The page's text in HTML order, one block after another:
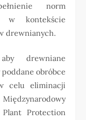
norm
w kontekście
drewnianych.
drewniane
obróbce
celu eliminacji
Protection